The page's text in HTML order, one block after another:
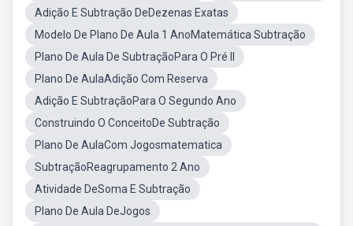
Adição E Subtração DeDezenas Exatas
Modelo De Plano De Aula 1 AnoMatemática Subtração
Plano De Aula De SubtraçãoPara O Pré II
Plano De AulaAdição Com Reserva
Adição E SubtraçãoPara O Segundo Ano
Construindo O ConceitoDe Subtração
Plano De AulaCom Jogosmatematica
SubtraçãoReagrupamento 2 Ano
Atividade DeSoma E Subtração
Plano De Aula DeJogos